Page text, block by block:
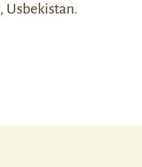
, Usbekistan.